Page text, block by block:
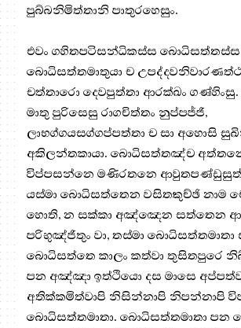
පුබ්බනිමිත්තානි පාතුරහෙසුං.
එවං ගහිතපටිසන්ධිකස්ස බොධිසත්තස්ස
බොධිසත්තමාතුයා ච
චත්තාරො දෙවපුත්තා ආරක්ඛං
මාතු පුරිසෙසු රාගචිත්තං නුප්පජ්ජි,
ලාභග්ගයසග්ගප්පත්තා ච සා අහොසි
අකිලන්තකායා. බොධිසත්තඤ්ච
විප්පසන්නෙ මණිරතනෙ
යස්මා බොධිසත්තෙන වසිතකුච්ඡි නාම
හොති, න සක්කා අඤ්ඤෙන සත්තෙන
පරිභුඤ්ජිතුං වා, තස්මා බොධිසත්තමාතා
බොධිසත්තෙ කාලං කත්වා තුසිතපුරෙ
පන අඤ්ඤා ඉත්ථියො දස මාසෙ
අතික්කමිත්වාපි නිසින්නාපි නිපන්නාපි
බොධිසත්තමාතා. බොධිසත්තමාතා පන